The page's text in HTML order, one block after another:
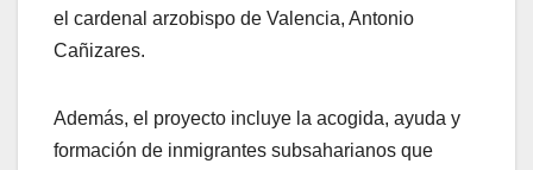
el cardenal arzobispo de Valencia, Antonio
Cañizares.
Además, el proyecto incluye la acogida, ayuda y
formación de inmigrantes subsaharianos que